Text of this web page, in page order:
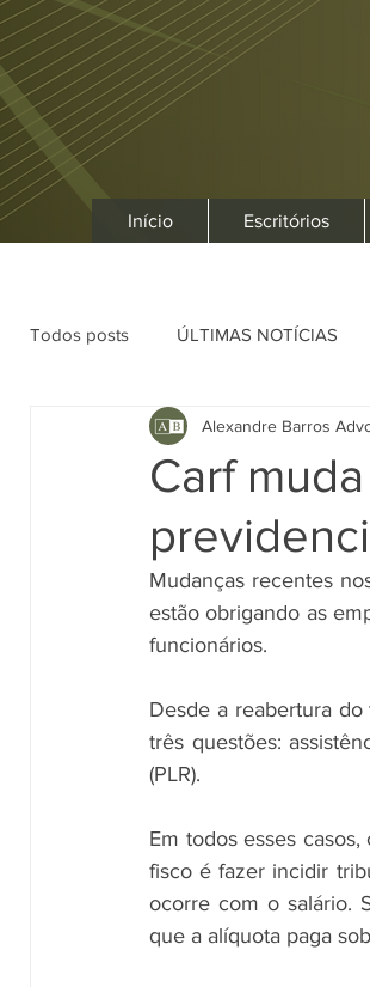
Início Escritórios
Todos posts ÚLTIMAS NOTÍCIAS
Carf
Alexandre Barros
Mudanças recentes
estão obrigando as
funcionários.
Desde a reabertura
três questões:
(PLR).
Em todos esses
fisco é fazer incidir
ocorre com o salário.
que a alíquota paga